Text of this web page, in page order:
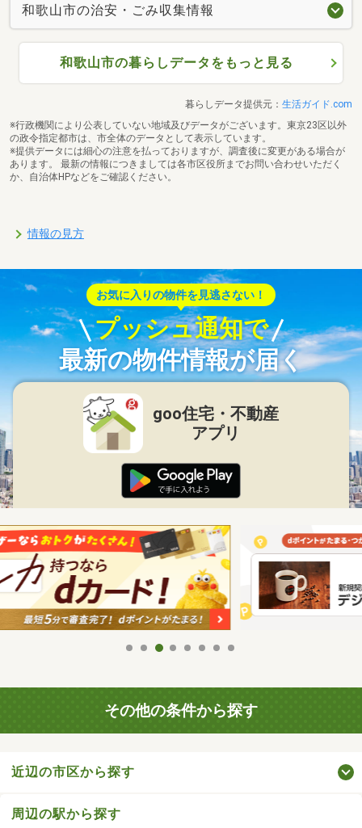
和歌山市の治安・ごみ収集情報
和歌山市の暮らしデータをもっと見る
暮らしデータ提供元： 生活ガイド.com
※行政機関により公表していない地域及びデータがございます。東京23区以外
の政令指定都市は、市全体のデータとして表示しています。
※提供データには細心の注意を払っておりますが、調査後に変更がある場合が
あります。 最新の情報につきましては各市区役所までお問い合わせいただく
か、自治体HPなどをご確認ください。
情報の見方
お気に入りの物件を見逃さない！
プッシュ通知で
最新の物件情報が届く
goo住宅・不動産
アプリ
その他の条件から探す
近辺の市区から探す
周辺の駅から探す